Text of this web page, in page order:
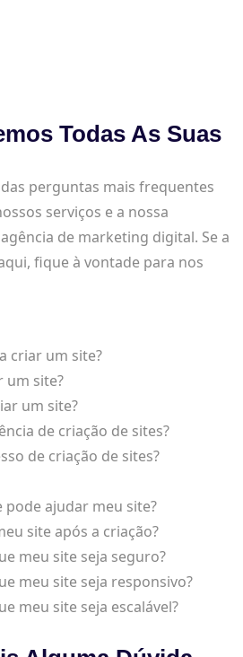
Todas As Suas
perguntas mais frequentes
serviços e a nossa
de marketing digital. Se a
fique à vontade para nos
criar um site?
um site?
um site?
de criação de sites?
de criação de sites?
pode ajudar meu site?
site após a criação?
meu site seja seguro?
meu site seja responsivo?
meu site seja escalável?